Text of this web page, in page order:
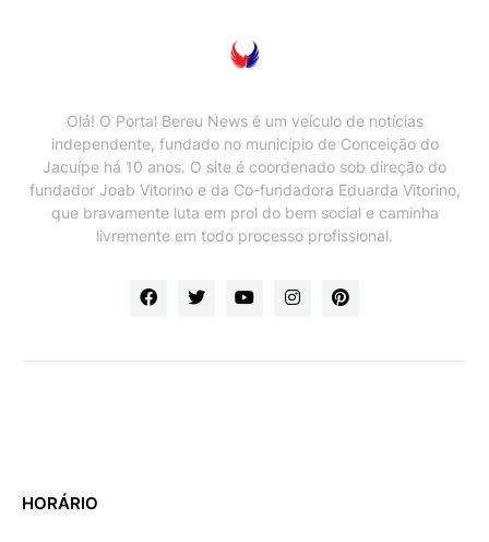
Olá! O Portal Bereu News é um veículo de notícias
independente, fundado no município de Conceição do
Jacuípe há 10 anos. O site é coordenado sob direção do
fundador Joab Vitorino e da Co-fundadora Eduarda Vitorino,
que bravamente luta em prol do bem social e caminha
livremente em todo processo profissional.
HORÁRIO